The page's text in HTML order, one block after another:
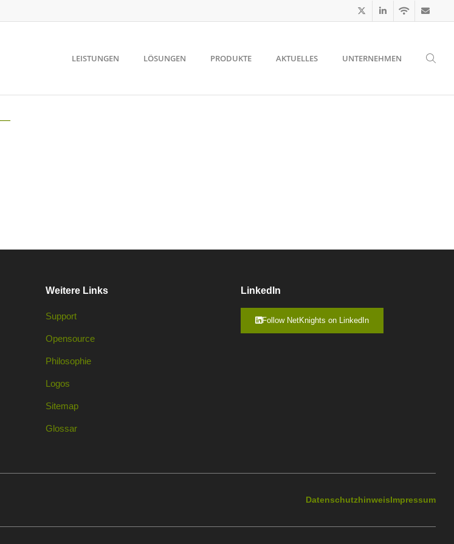
LEISTUNGEN LÖSUNGEN PRODUKTE AKTUELLES UNTERNEHMEN
Weitere Links
Support
Opensource
Philosophie
Logos
Sitemap
Glossar
LinkedIn
Follow NetKnights on LinkedIn
DatenschutzhinweisImpressum